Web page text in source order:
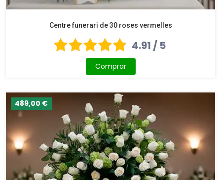
Centre funerari de 30 roses vermelles
4.91 / 5
Comprar
489,00 €